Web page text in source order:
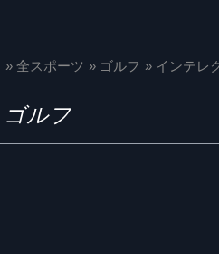
全スポーツ ゴルフ インテレ
ゴルフ